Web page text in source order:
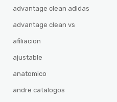
advantage clean adidas
advantage clean vs
afiliacion
ajustable
anatomico
andre catalogos